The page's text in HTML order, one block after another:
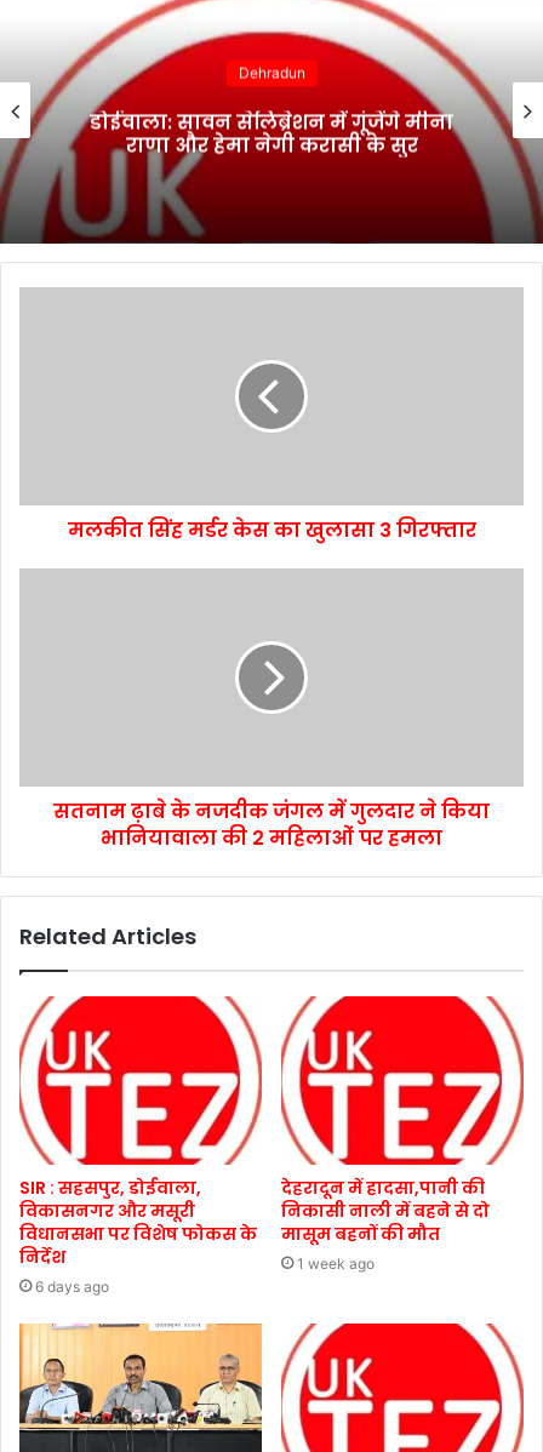
Dehradun
डोईवाला: सावन सेलिब्रेशन में गूंजेंगे मीना
राणा और हेमा नेगी करासी के सुर
मलकीत सिंह मर्डर केस का खुलासा 3 गिरफ्तार
सतनाम ढ़ाबे के नजदीक जंगल में गुलदार ने किया
भानियावाला की 2 महिलाओं पर हमला
Related Articles
SIR : सहसपुर, डोईवाला,
विकासनगर और मसूरी
विधानसभा पर विशेष फोकस के
निर्देश
6 days ago
देहरादून में हादसा,पानी की
निकासी नाली में बहने से दो
मासूम बहनों की मौत
1 week ago